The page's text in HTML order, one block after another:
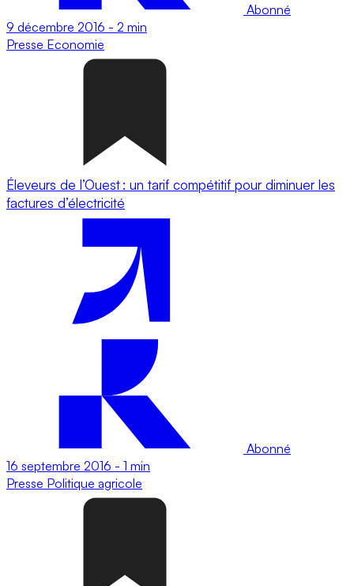
Abonné
9 décembre 2016 - 2 min
Presse Economie
Éleveurs de l’Ouest : un tarif compétitif pour diminuer les
factures d’électricité
Abonné
16 septembre 2016 - 1 min
Presse Politique agricole